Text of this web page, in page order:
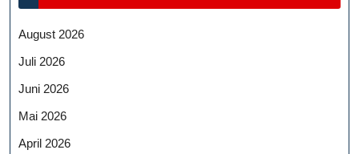
August 2026
Juli 2026
Juni 2026
Mai 2026
April 2026